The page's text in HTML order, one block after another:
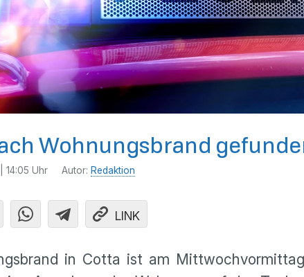
Wohnungsbrand
14:05 Uhr Autor: Redaktion
LINK
in Cotta ist am